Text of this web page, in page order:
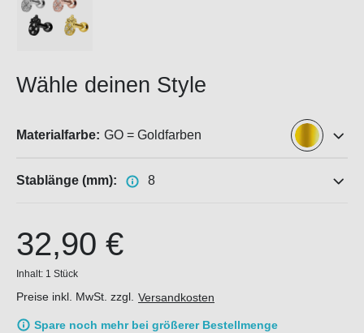
Wähle deinen Style
Materialfarbe: GO = Goldfarben
Stablänge (mm): 8
32,90 €
Inhalt: 1 Stück
Preise inkl. MwSt. zzgl. Versandkosten
Spare noch mehr bei größerer Bestellmenge